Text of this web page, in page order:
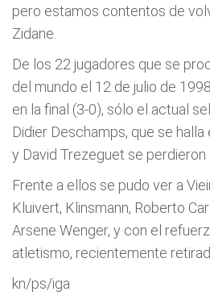
pero estamos contentos de
Zidane.
De los 22 jugadores que se
del mundo el 12 de julio de
en la final (3-0), sólo el actual
Didier Deschamps, que se halla
y David Trezeguet se perdieron
Frente a ellos se pudo ver a
Kluivert, Klinsmann, Roberto
Arsene Wenger, y con el
atletismo, recientemente
kn/ps/iga